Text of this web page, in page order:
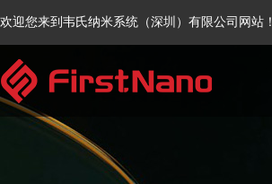
欢迎您来到韦氏纳米系统（深圳）有限公司网站！